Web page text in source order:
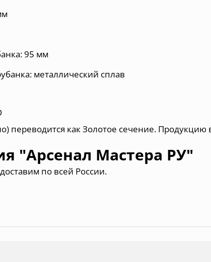
95 мм
металлический сплав
переводится как Золотое сечение. Продукцию
"Арсенал Мастера РУ"
по всей России.